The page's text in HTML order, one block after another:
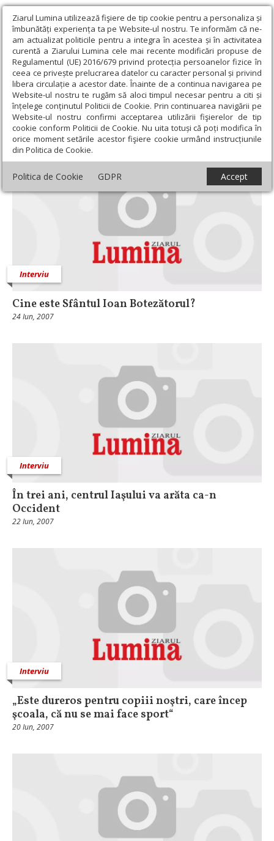
Ziarul Lumina utilizează fişiere de tip cookie pentru a personaliza și
îmbunătăți experiența ta pe Website-ul nostru. Te informăm că ne-
am actualizat politicile pentru a integra în acestea și în activitatea
curentă a Ziarului Lumina cele mai recente modificări propuse de
Regulamentul (UE) 2016/679 privind protecția persoanelor fizice în
ceea ce privește prelucrarea datelor cu caracter personal și privind
libera circulație a acestor date. Înainte de a continua navigarea pe
Website-ul nostru te rugăm să aloci timpul necesar pentru a citi și
înțelege conținutul Politicii de Cookie. Prin continuarea navigării pe
Website-ul nostru confirmi acceptarea utilizării fişierelor de tip
cookie conform Politicii de Cookie. Nu uita totuși că poți modifica în
orice moment setările acestor fişiere cookie urmând instrucțiunile
din Politica de Cookie.
Politica de Cookie GDPR Accept
Ziarul Lumina › Educaţie și Cultură › Interviu
Interviu
Interviu
Cine este Sfântul Ioan Botezătorul?
24 Iun, 2007
Interviu
În trei ani, centrul Iaşului va arăta ca-n
Occident
22 Iun, 2007
Interviu
„Este dureros pentru copiii noştri, care încep
şcoala, că nu se mai face sport“
20 Iun, 2007